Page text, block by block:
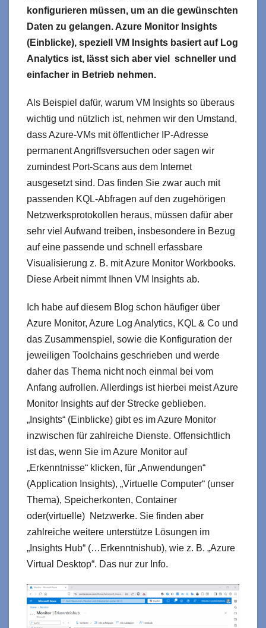
konfigurieren müssen, um an die gewünschten
Daten zu gelangen. Azure Monitor Insights
(Einblicke), speziell VM Insights basiert auf Log
Analytics ist, lässt sich aber viel schneller und
einfacher in Betrieb nehmen.
Als Beispiel dafür, warum VM Insights so überaus
wichtig und nützlich ist, nehmen wir den Umstand,
dass Azure-VMs mit öffentlicher IP-Adresse
permanent Angriffsversuchen oder sagen wir
zumindest Port-Scans aus dem Internet
ausgesetzt sind. Das finden Sie zwar auch mit
passenden KQL-Abfragen auf den zugehörigen
Netzwerksprotokollen heraus, müssen dafür aber
sehr viel Aufwand treiben, insbesondere in Bezug
auf eine passende und schnell erfassbare
Visualisierung z. B. mit Azure Monitor Workbooks.
Diese Arbeit nimmt Ihnen VM Insights ab.
Ich habe auf diesem Blog schon häufiger über
Azure Monitor, Azure Log Analytics, KQL & Co und
das Zusammenspiel, sowie die Konfiguration der
jeweiligen Toolchains geschrieben und werde
daher das Thema nicht noch einmal bei vom
Anfang aufrollen. Allerdings ist hierbei meist Azure
Monitor Insights auf der Strecke geblieben.
„Insights“ (Einblicke) gibt es im Azure Monitor
inzwischen für zahlreiche Dienste. Offensichtlich
ist das, wenn Sie im Azure Monitor auf
„Erkenntnisse“ klicken, für „Anwendungen“
(Application Insights), „Virtuelle Computer“ (unser
Thema), Speicherkonten, Container
oder(virtuelle) Netzwerke. Sie finden aber
zahlreiche weitere unterstütze Lösungen im
„Insights Hub“ (…Erkenntnishub), wie z. B. „Azure
Virtual Desktop“. Das nur zur Info.